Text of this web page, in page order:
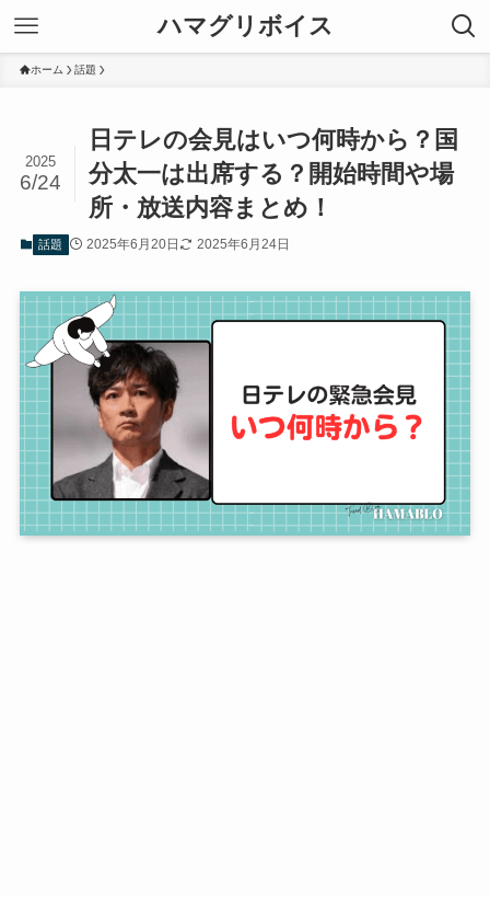
ハマグリボイス
ホーム 話題
日テレの会見はいつ何時から？国
分太一は出席する？開始時間や場
所・放送内容まとめ！
2025
6/24
話題 2025年6月20日 2025年6月24日